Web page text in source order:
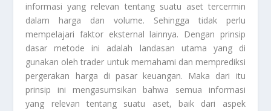
informasi yang relevan tentang suatu aset tercermin
dalam harga dan volume. Sehingga tidak perlu
mempelajari faktor eksternal lainnya. Dengan prinsip
dasar metode ini adalah landasan utama yang di
gunakan oleh trader untuk memahami dan memprediksi
pergerakan harga di pasar keuangan. Maka dari itu
prinsip ini mengasumsikan bahwa semua informasi
yang relevan tentang suatu aset, baik dari aspek